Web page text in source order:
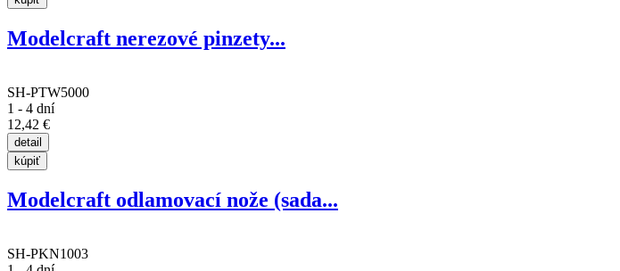
Modelcraft nerezové pinzety...
SH-PTW5000
1 - 4 dní
12,42 €
Modelcraft odlamovací nože (sada...
SH-PKN1003